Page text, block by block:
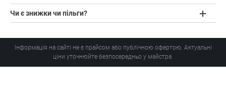
Чи є знижки чи пільги?
Інформація на сайті не є прайсом або публічною офертою. Актуальні
ціни уточнюйте безпосередньо у майстра.